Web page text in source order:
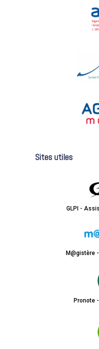
Sites utiles
GLPI -
M@gistère
Pronote